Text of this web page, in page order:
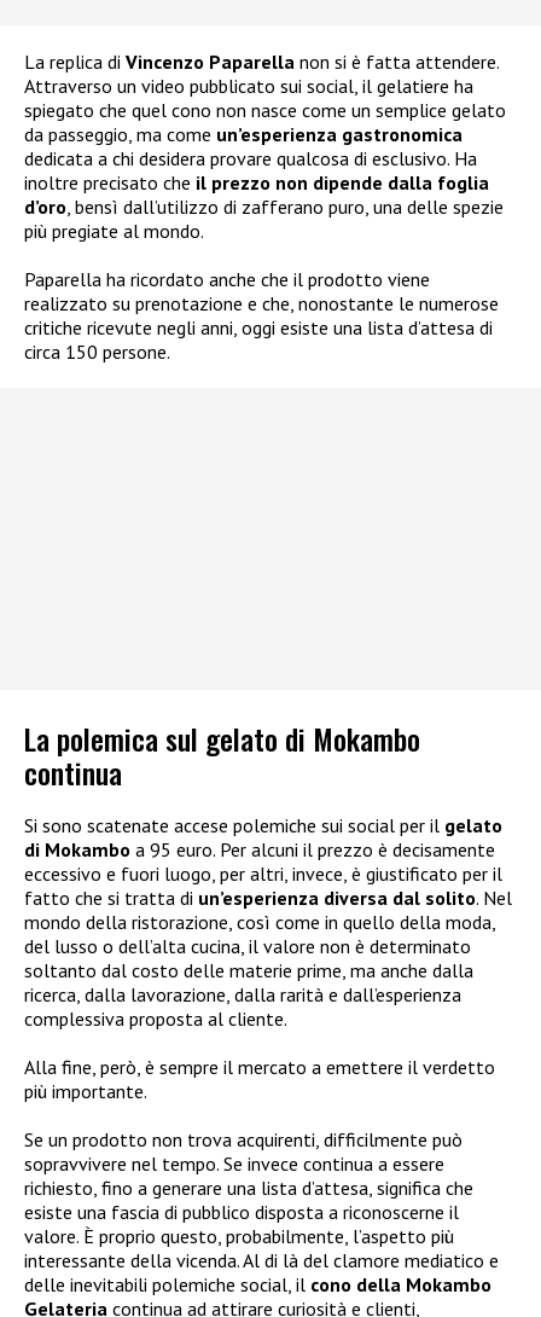
La replica di Vincenzo Paparella non si è fatta attendere.
Attraverso un video pubblicato sui social, il gelatiere ha
spiegato che quel cono non nasce come un semplice gelato
da passeggio, ma come un’esperienza gastronomica
dedicata a chi desidera provare qualcosa di esclusivo. Ha
inoltre precisato che il prezzo non dipende dalla foglia
d’oro , bensì dall’utilizzo di zafferano puro, una delle spezie
più pregiate al mondo.
Paparella ha ricordato anche che il prodotto viene
realizzato su prenotazione e che, nonostante le numerose
critiche ricevute negli anni, oggi esiste una lista d’attesa di
circa 150 persone.
La polemica sul gelato di Mokambo
continua
Si sono scatenate accese polemiche sui social per il gelato
di Mokambo a 95 euro. Per alcuni il prezzo è decisamente
eccessivo e fuori luogo, per altri, invece, è giustificato per il
fatto che si tratta di un’esperienza diversa dal solito. Nel
mondo della ristorazione, così come in quello della moda,
del lusso o dell’alta cucina, il valore non è determinato
soltanto dal costo delle materie prime, ma anche dalla
ricerca, dalla lavorazione, dalla rarità e dall’esperienza
complessiva proposta al cliente.
Alla fine, però, è sempre il mercato a emettere il verdetto
più importante.
Se un prodotto non trova acquirenti, difficilmente può
sopravvivere nel tempo. Se invece continua a essere
richiesto, fino a generare una lista d’attesa, significa che
esiste una fascia di pubblico disposta a riconoscerne il
valore. È proprio questo, probabilmente, l’aspetto più
interessante della vicenda. Al di là del clamore mediatico e
delle inevitabili polemiche social, il cono della Mokambo
Gelateria continua ad attirare curiosità e clienti,